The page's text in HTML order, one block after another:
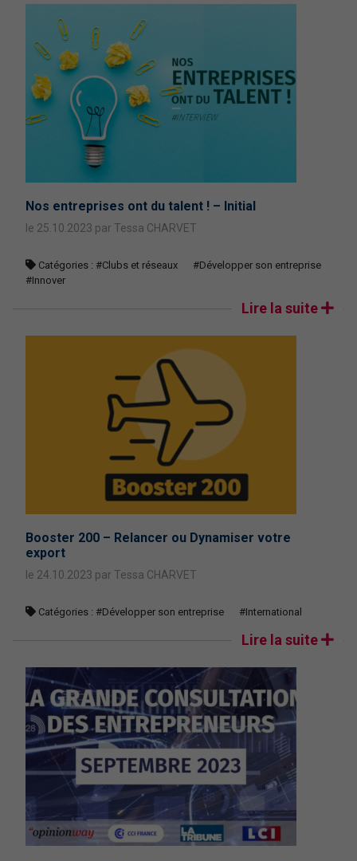
Nos entreprises ont du talent ! – Initial
le 25.10.2023 par Tessa CHARVET
Catégories : #Clubs et réseaux
#Développer son entreprise
#Innover
Lire la suite
Booster 200 – Relancer ou Dynamiser votre
export
le 24.10.2023 par Tessa CHARVET
Catégories : #Développer son entreprise #International
Lire la suite